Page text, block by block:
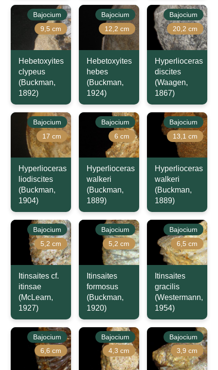
Bajocium
9,5 cm
Hebetoxyites
clypeus
(Buckman,
1892)
Bajocium
12,2 cm
Hebetoxyites
hebes
(Buckman,
1924)
Bajocium
20,2 cm
Hyperlioceras
discites
(Waagen,
1867)
Bajocium
17 cm
Hyperlioceras
liodiscites
(Buckman,
1904)
Bajocium
6 cm
Hyperlioceras
walkeri
(Buckman,
1889)
Bajocium
13,1 cm
Hyperlioceras
walkeri
(Buckman,
1889)
Bajocium
5,2 cm
Itinsaites cf.
itinsae
(McLearn,
1927)
Bajocium
5,2 cm
Itinsaites
formosus
(Buckman,
1920)
Bajocium
6,5 cm
Itinsaites
gracilis
(Westermann,
1954)
Bajocium
6,6 cm
Bajocium
4,3 cm
Bajocium
3,9 cm